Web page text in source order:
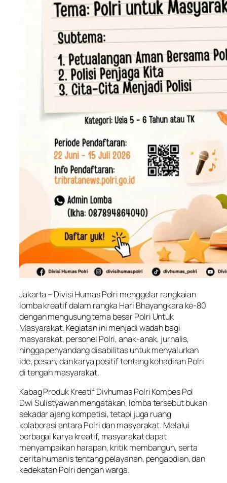
Jakarta – Divisi Humas Polri menggelar rangkaian
lomba kreatif dalam rangka Hari Bhayangkara ke-80
dengan mengusung tema besar Polri Untuk
Masyarakat. Kegiatan ini menjadi wadah bagi
masyarakat, personel Polri, anak-anak, jurnalis,
hingga penyandang disabilitas untuk menyalurkan
ide, pesan, dan karya positif tentang kehadiran Polri
di tengah masyarakat.
Kabag Produk Kreatif Divhumas Polri Kombes Pol
Dwi Sulistyawan mengatakan, lomba tersebut bukan
sekadar ajang kompetisi, tetapi juga ruang
kolaborasi antara Polri dan masyarakat. Melalui
berbagai karya kreatif, masyarakat dapat
menyampaikan harapan, kritik membangun, serta
cerita humanis tentang pelayanan, pengabdian, dan
kedekatan Polri dengan warga.